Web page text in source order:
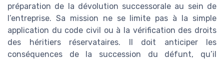
préparation de la dévolution successorale au sein de
l’entreprise. Sa mission ne se limite pas à la simple
application du code civil ou à la vérification des droits
des héritiers réservataires. Il doit anticiper les
conséquences de la succession du défunt, qu’il